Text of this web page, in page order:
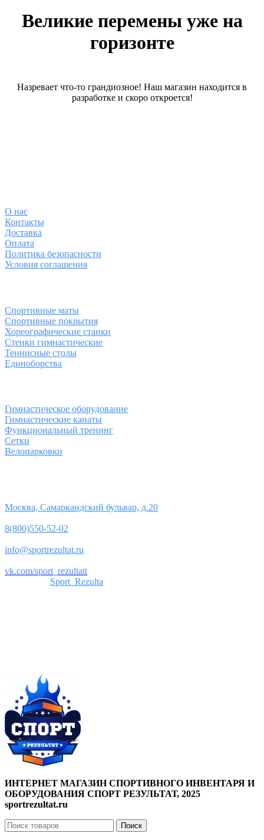
Великие перемены уже на
горизонте
Назревает что-то грандиозное! Наш магазин находится в
разработке и скоро откроется!
О нас
Контакты
Доставка
Оплата
Политика безопасности
Условия соглашения
Спортивные маты
Спортивные покрытия
Хореографические станки
Стенки гимнастические
Теннисные столы
Единоборства
Гимнастическое оборудование
Гимнастические канаты
Функциональный тренинг
Сетки
Велопарковки
Москва, Самаркандский бульвар, д.20
8(800)550-52-02
info@sportrezultat.ru
vk.com/sport_rezultatt
Sport_Rezulta
ИНТЕРНЕТ МАГАЗИН СПОРТИВНОГО ИНВЕНТАРЯ И
ОБОРУДОВАНИЯ СПОРТ РЕЗУЛЬТАТ, 2025
sportrezultat.ru
Поиск